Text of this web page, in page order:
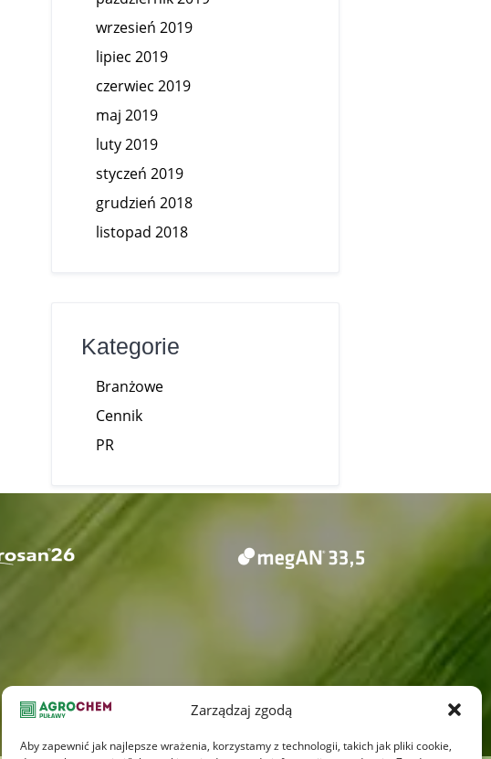
Zarządzaj zgodą
Aby zapewnić jak najlepsze wrażenia, korzystamy z technologii, takich jak pliki cookie,
wrzesień 2019
lipiec 2019
czerwiec 2019
maj 2019
luty 2019
styczeń 2019
grudzień 2018
listopad 2018
Kategorie
Branżowe
Cennik
PR